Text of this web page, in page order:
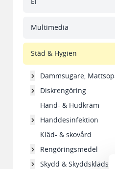
Multimedia
Städ & Hygien
Dammsugare,
Diskrengöring
Hand- & Hudkräm
Handdesinfektion
Kläd- & skovård
Rengöringsmedel
Skydd & Skyddsklädsel